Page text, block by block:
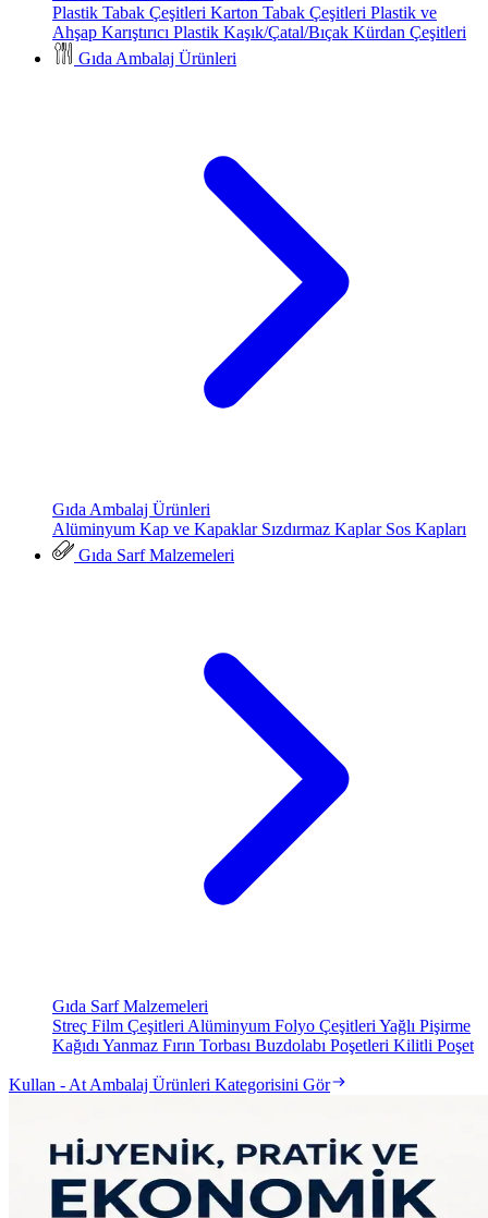
Plastik Tabak Çeşitleri Karton Tabak Çeşitleri Plastik ve
Ahşap Karıştırıcı Plastik Kaşık/Çatal/Bıçak Kürdan Çeşitleri
Gıda Ambalaj Ürünleri
Gıda Ambalaj Ürünleri
Alüminyum Kap ve Kapaklar Sızdırmaz Kaplar Sos Kapları
Gıda Sarf Malzemeleri
Gıda Sarf Malzemeleri
Streç Film Çeşitleri Alüminyum Folyo Çeşitleri Yağlı Pişirme
Kağıdı Yanmaz Fırın Torbası Buzdolabı Poşetleri Kilitli Poşet
Kullan - At Ambalaj Ürünleri Kategorisini Gör